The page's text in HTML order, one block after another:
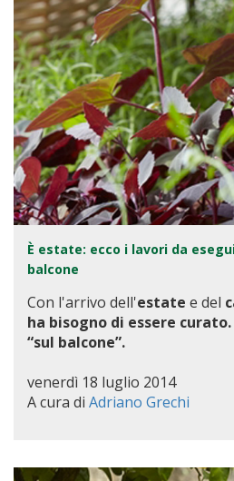
È estate: ecco i lavori da
balcone
Con l'arrivo dell'estate e del
ha bisogno di essere
“sul balcone”.
venerdì 18 luglio 2014
A cura di Adriano Grechi